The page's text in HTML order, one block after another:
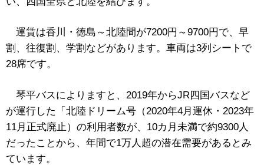
運賃は香川・徳島～北陸間が7200円～9700円で、早
割、往復割、学割などがあります。車両は3列シートで
28席です。
琴平バスによりますと、2019年からJR四国バスなど
が運行した「北陸ドリーム号（2020年4月運休・2023年
11月正式廃止）の利用者数が、10カ月未満で約9300人
だったことから、年間で1万人超の潜在需要があるとみ
ています。